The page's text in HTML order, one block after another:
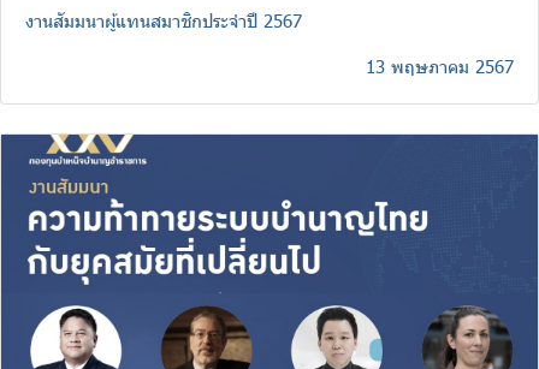
งานสัมมนาผู้แทนสมาชิกประจำปี 2567
13 พฤษภาคม 2567